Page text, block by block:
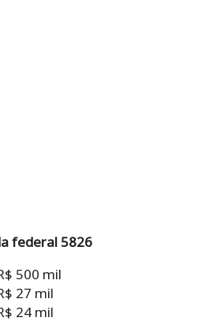
federal 5826
500 mil
27 mil
24 mil